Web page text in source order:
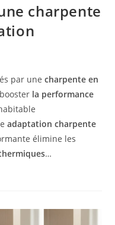
charpente
par unecharpente en
la performance
adaptation charpente
élimine les
…